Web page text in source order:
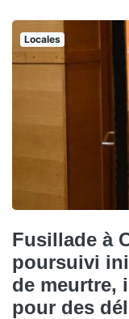
Locales
Fusillade à
poursuivi
de meurtre,
pour des